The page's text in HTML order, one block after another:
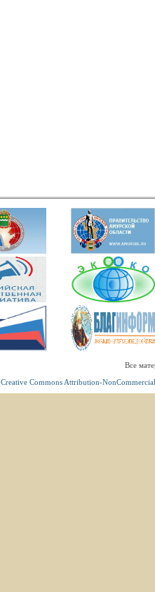
Все
Creative Commons Attribution-